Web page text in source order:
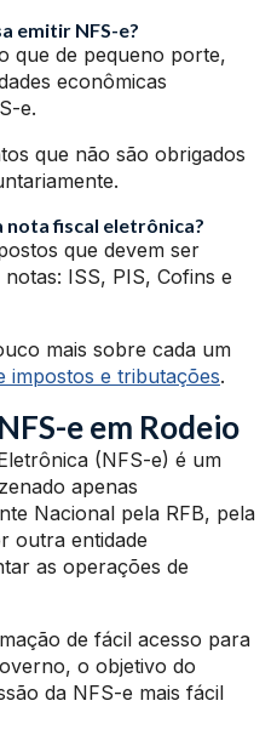
emitir NFS-e?
que de pequeno porte,
econômicas
e.
que não são obrigados
nota fiscal eletrônica?
que devem ser
ISS, PIS, Cofins e
mais sobre cada um
impostos e tributações.
e em Rodeio
(NFS-e) é um
apenas
Nacional pela RFB, pela
outra entidade
as operações de
de fácil acesso para
o objetivo do
da NFS-e mais fácil